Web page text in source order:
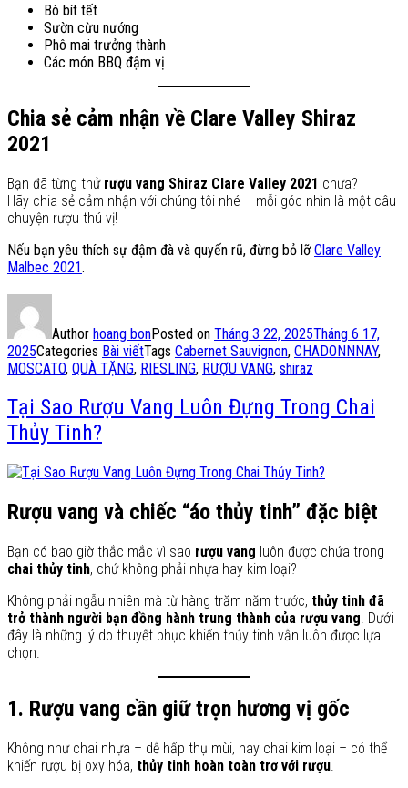
Bò bít tết
Sườn cừu nướng
Phô mai trưởng thành
Các món BBQ đậm vị
Chia sẻ cảm nhận về Clare Valley Shiraz
2021
Bạn đã từng thử rượu vang Shiraz Clare Valley 2021 chưa?
Hãy chia sẻ cảm nhận với chúng tôi nhé – mỗi góc nhìn là một câu
chuyện rượu thú vị!
Nếu bạn yêu thích sự đậm đà và quyến rũ, đừng bỏ lỡ Clare Valley
Malbec 2021.
Author hoang bonPosted on Tháng 3 22, 2025Tháng 6 17,
2025Categories Bài viếtTags Cabernet Sauvignon, CHADONNNAY,
MOSCATO, QUÀ TẶNG, RIESLING, RƯỢU VANG, shiraz
Tại Sao Rượu Vang Luôn Đựng Trong Chai
Thủy Tinh?
Rượu vang và chiếc “áo thủy tinh” đặc biệt
Bạn có bao giờ thắc mắc vì sao rượu vang luôn được chứa trong
chai thủy tinh, chứ không phải nhựa hay kim loại?
Không phải ngẫu nhiên mà từ hàng trăm năm trước, thủy tinh đã
trở thành người bạn đồng hành trung thành của rượu vang. Dưới
đây là những lý do thuyết phục khiến thủy tinh vẫn luôn được lựa
chọn.
1. Rượu vang cần giữ trọn hương vị gốc
Không như chai nhựa – dễ hấp thụ mùi, hay chai kim loại – có thể
khiến rượu bị oxy hóa, thủy tinh hoàn toàn trơ với rượu.